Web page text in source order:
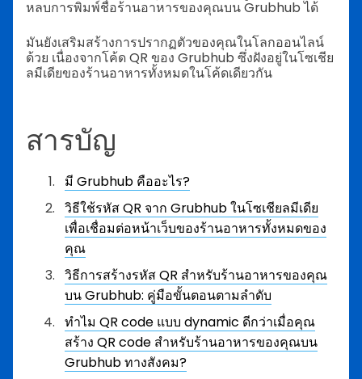
หลบการพิมพ์ชื่อร้านอาหารของคุณบน Grubhub ได้
มันยังเสริมสร้างการปรากฏตัวของคุณในโลกออนไลน์
ด้วย เนื่องจากโค้ด QR ของ Grubhub ซึ่งฝังอยู่ในโซเชีย
ลมีเดียของร้านอาหารทั้งหมดในโค้ดเดียวกัน
สารบัญ
มี Grubhub คืออะไร?
วิธีใช้รหัส QR จาก Grubhub ในโซเชียลมีเดีย
เพื่อเชื่อมต่อหน้าเว็บของร้านอาหารทั้งหมดของ
คุณ
วิธีการสร้างรหัส QR สำหรับร้านอาหารของคุณ
บน Grubhub: คู่มือขั้นตอนตามลำดับ
ทำไม QR code แบบ dynamic ดีกว่าเมื่อคุณ
สร้าง QR code สำหรับร้านอาหารของคุณบน
Grubhub ทางสังคม?